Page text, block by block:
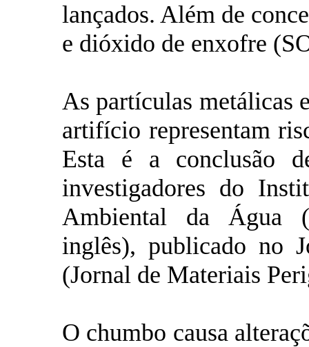
lançados. Além de
e dióxido de enxofre
As partículas metálicas
artifício representam
Esta é a conclusão
investigadores do
Ambiental da Água
inglês), publicado no
(Jornal de Materiais
O chumbo causa